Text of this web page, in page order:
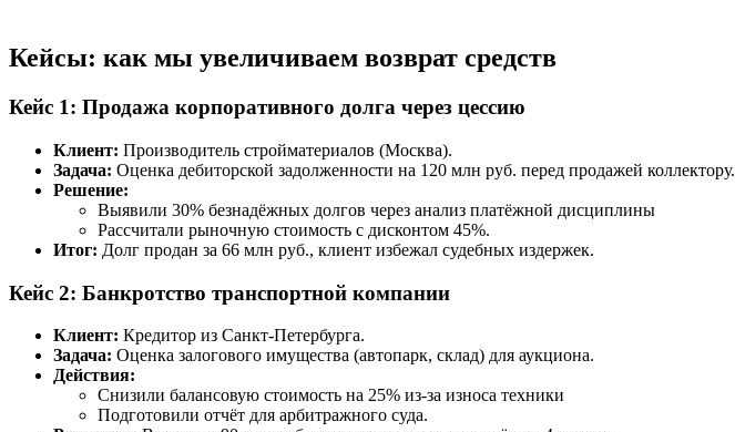
Кейсы: как мы увеличиваем возврат средств
Кейс 1: Продажа корпоративного долга через цессию
Клиент: Производитель стройматериалов (Москва).
Задача: Оценка дебиторской задолженности на 120 млн руб. перед продажей коллектору.
Решение:
Выявили 30% безнадёжных долгов через анализ платёжной дисциплины
Рассчитали рыночную стоимость с дисконтом 45%.
Итог: Долг продан за 66 млн руб., клиент избежал судебных издержек.
Кейс 2: Банкротство транспортной компании
Клиент: Кредитор из Санкт-Петербурга.
Задача: Оценка залогового имущества (автопарк, склад) для аукциона.
Действия:
Снизили балансовую стоимость на 25% из-за износа техники
Подготовили отчёт для арбитражного суда.